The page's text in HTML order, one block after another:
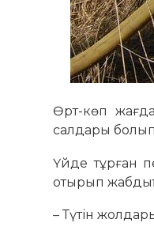
Өрт-көп
салдары
Үйде тұрған
отырып
– Түтін